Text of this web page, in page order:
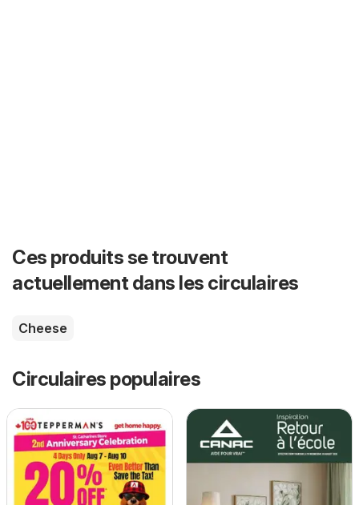
Ces produits se trouvent
actuellement dans les circulaires
Cheese
Circulaires populaires